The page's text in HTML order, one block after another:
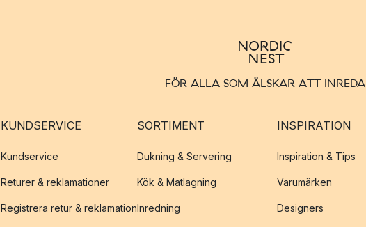
FÖR ALLA SOM ÄLSKAR ATT INREDA
KUNDSERVICE
Kundservice
Returer & reklamationer
Registrera retur & reklamation
SORTIMENT
Dukning & Servering
Kök & Matlagning
Inredning
INSPIRATION
Inspiration & Tips
Varumärken
Designers